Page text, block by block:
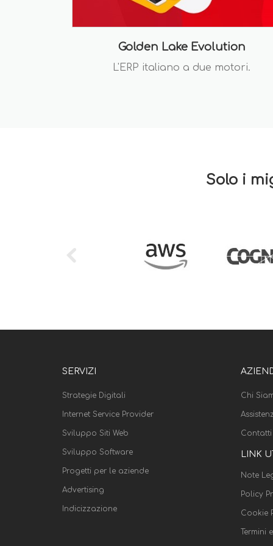
Golden Lake Evolution
L'ERP italiano a due motori.
Solo i
SERVIZI
Strategie Digitali
Internet Service Provider
Sviluppo Siti Web
Sviluppo Software
Progetti per le aziende
Advertising
Indicizzazione
Chi
Contatti
LINK
Note
Policy
Cookie
Termini